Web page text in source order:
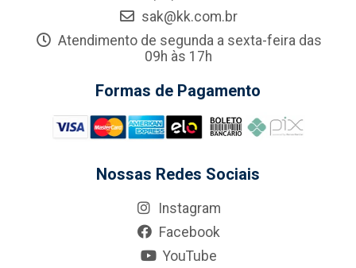
sak@kk.com.br
Atendimento de segunda a sexta-feira das
09h às 17h
Formas de Pagamento
Nossas Redes Sociais
Instagram
Facebook
YouTube